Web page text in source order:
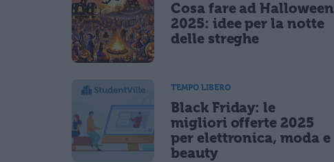
Cosa fare ad Halloween
2025: idee per la notte
delle streghe
TEMPO LIBERO
Black Friday: le
migliori offerte 2025
per elettronica, moda e
beauty